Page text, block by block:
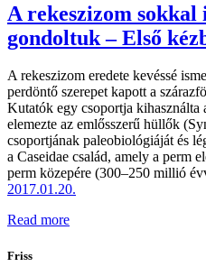
A rekeszizom sokkal
gondoltuk – Első
A rekeszizom eredete kevéssé
perdöntő szerepet kapott a
Kutatók egy csoportja kihasználta
elemezte az emlősszerű hüllők
csoportjának paleobiológiáját és
a Caseidae család, amely a perm
perm közepére (300–250 millió
2017.01.20.
Read more
Friss